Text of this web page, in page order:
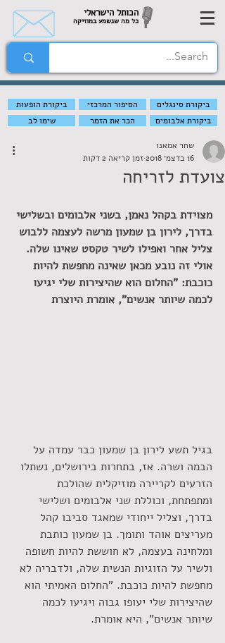
הכותל הישראלי
כל מה שנשמע במוזיקה
ביקורת הופעות הסיפור המרכזי
ביקורת סינגלים
שימו לב
הכר את הזמר ביקורת אלבומים
צועדת לזריחה
שחר אמאנו
16 בדצמ׳ 2018
זמן קריאה 2 דקות
מצוידת בקהל נאמן, בשני אלבומים ובשלישי
בדרך, לירון בן שמעון מרשה לעצמה ללבוש
צליל אחר ואפילו לשיר טקסט שאינו שלה.
אולי זה נובע מכאן שאינה מחפשת להיות
כוכבת: "החלום הוא שהיצירות שלי יגיעו
לכמה שיותר אנשים", אומרת היוצרת
בגיל תשע לירון בן שמעון כבר עמדה על
הבמה ושרה. אז, בתחרות בירושלים, נשתלו
הזרעים לקריירה מוזיקלית שהולכת
ומתפתחת, וכוללת שני אלבומים ושלישי
בדרך, וצליל ייחודי שמאגד סביבו קהל
מעריצים אוהד ותומך. בן שמעון כותבת
ומלחינה בעצמה, לא חוששת להיות חשופה
ולשיר על הזוגיות הנשית שלה, ולדבריה לא
מחפשת להיות כוכבת. "החלום האמיתי הוא
שהיצירות שלי יעופו גבוה ויגיעו לכמה
שיותר אנשים", היא אומרת.